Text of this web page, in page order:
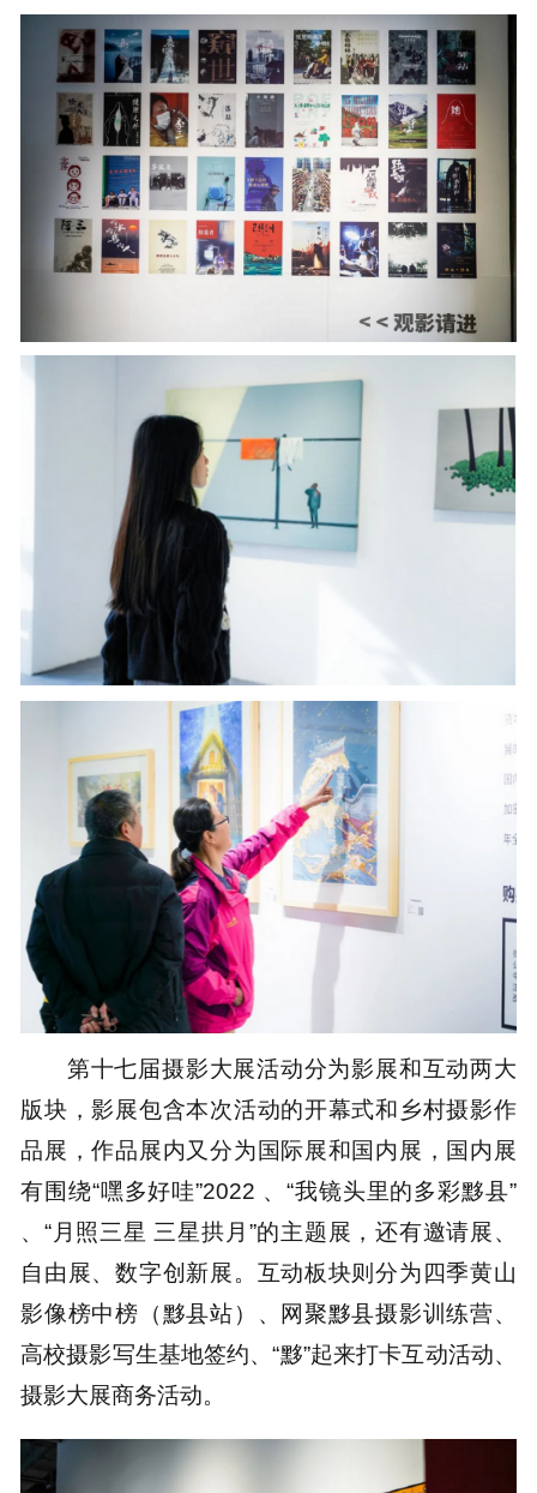
第十七届摄影大展活动分为影展和互动两大
版块，影展包含本次活动的开幕式和乡村摄影作
品展，作品展内又分为国际展和国内展，国内展
有围绕“嘿多好哇”2022 、“我镜头里的多彩黟县”
、“月照三星 三星拱月”的主题展，还有邀请展、
自由展、数字创新展。互动板块则分为四季黄山
影像榜中榜（黟县站）、网聚黟县摄影训练营、
高校摄影写生基地签约、“黟”起来打卡互动活动、
摄影大展商务活动。